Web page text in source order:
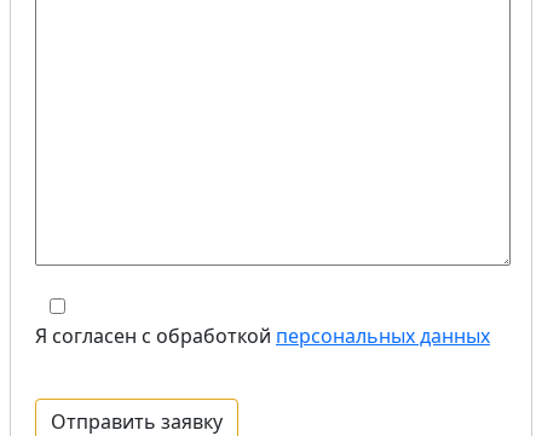
Я согласен с обработкой персональных данных